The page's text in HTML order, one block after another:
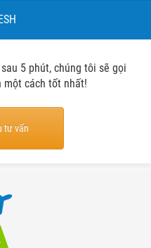
5 phút, chúng tôi sẽ gọi
một cách tốt nhất!
tư vấn